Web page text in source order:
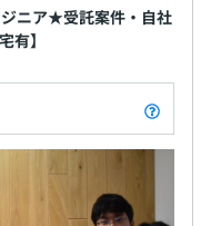
!資格取得の受験費用
はLPI認定やAWS認定
定に至るまで、45種
がこの制度を利用して
ニア★受託案件・自社
有】